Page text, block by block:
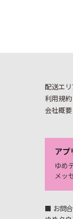
配送エリ
利用規約
会社概要
アプ
ゆめ
メッ
■ お問